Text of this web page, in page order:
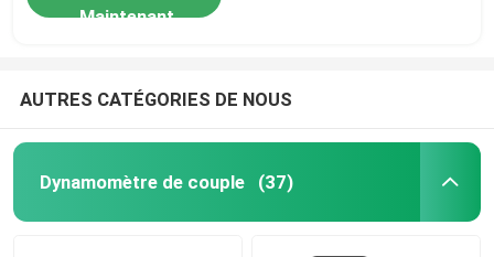
Maintenant
AUTRES CATÉGORIES DE NOUS
Dynamomètre de couple (37)